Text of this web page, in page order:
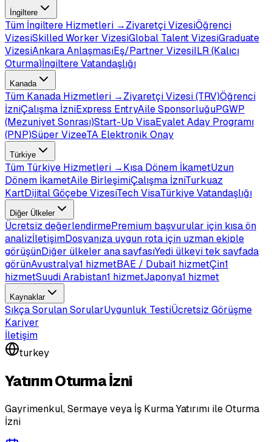
İngiltere
Tüm İngiltere Hizmetleri →Ziyaretçi VizesiÖğrenci
VizesiSkilled Worker VizesiGlobal Talent VizesiGraduate
VizesiAnkara AnlaşmasıEş/Partner VizesiILR (Kalıcı
Oturma)İngiltere Vatandaşlığı
Kanada
Tüm Kanada Hizmetleri →Ziyaretçi Vizesi (TRV)Öğrenci
İzniÇalışma İzniExpress EntryAile SponsorluğuPGWP
(Mezuniyet Sonrası)Start-Up VisaEyalet Aday Programı
(PNP)Süper VizeeTA Elektronik Onay
Türkiye
Tüm Türkiye Hizmetleri →Kısa Dönem İkametUzun
Dönem İkametAile BirleşimiÇalışma İzniTurkuaz
KartDijital Göçebe VizesiTech VisaTürkiye Vatandaşlığı
Diğer Ülkeler
Ücretsiz değerlendirmePremium başvurular için kısa ön
analizİletişimDosyanıza uygun rota için uzman ekiple
görüşünDiğer ülkeler ana sayfasıYedi ülkeyi tek sayfada
görünAvustralya1 hizmetBAE / Dubai1 hizmetÇin1
hizmetSuudi Arabistan1 hizmetJaponya1 hizmet
Kaynaklar
Sıkça Sorulan SorularUygunluk TestiÜcretsiz Görüşme
Kariyer
İletişim
turkey
Yatırım Oturma İzni
Gayrimenkul, Sermaye veya İş Kurma Yatırımı ile Oturma
İzni